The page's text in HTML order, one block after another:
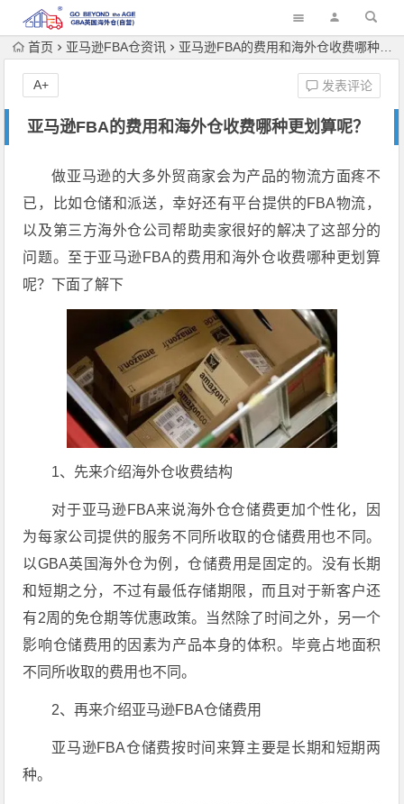
首页 亚马逊FBA仓资讯 亚马逊FBA的费用和海外仓收费哪种更划算呢？
亚马逊FBA的费用和海外仓收费哪种更划算呢？
发表评论
A+
做亚马逊的大多外贸商家会为产品的物流方面疼不
已，比如仓储和派送，幸好还有平台提供的FBA物流，
以及第三方海外仓公司帮助卖家很好的解决了这部分的
问题。至于亚马逊FBA的费用和海外仓收费哪种更划算
呢？下面了解下
1、先来介绍海外仓收费结构
对于亚马逊FBA来说海外仓仓储费更加个性化，因
为每家公司提供的服务不同所收取的仓储费用也不同。
以GBA英国海外仓为例，仓储费用是固定的。没有长期
和短期之分，不过有最低存储期限，而且对于新客户还
有2周的免仓期等优惠政策。当然除了时间之外，另一个
影响仓储费用的因素为产品本身的体积。毕竟占地面积
不同所收取的费用也不同。
2、再来介绍亚马逊FBA仓储费用
亚马逊FBA仓储费按时间来算主要是长期和短期两
种。